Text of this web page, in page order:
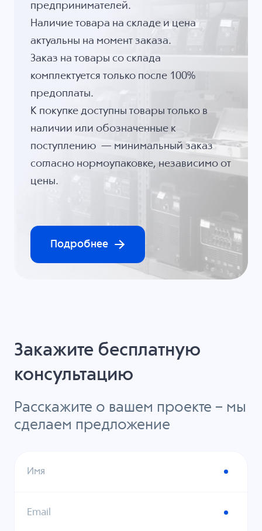
предпринимателей.
Наличие товара на складе и цена
актуальны на момент заказа.
Заказ на товары со склада
комплектуется только после 100%
предоплаты.
К покупке доступны товары только в
наличии или обозначенные к
поступлению — минимальный заказ
согласно нормоупаковке, независимо от
цены.
Подробнее
Закажите бесплатную
консультацию
Расскажите о вашем проекте – мы
сделаем предложение
Имя
Email